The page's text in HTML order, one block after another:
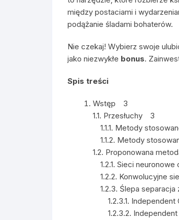
między postaciami i
podążanie śladami bohaterów.
Nie czekaj! Wybierz swoje
jako niezwykłe bonus.
Spis treści
Wstęp 3
1.1. Przesłuchy 3
1.1.1. Metody
1.1.2. Metody
1.2. Proponowana
1.2.1. Sieci
1.2.2. Konwolucyjne
1.2.3. Ślepa separacja
1.2.3.1. Independent
1.2.3.2. Independent